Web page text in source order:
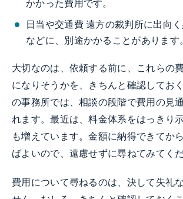
かかった費用です。
日当や交通費 遠方の裁判所に出向
などに、別途かかることがあります。
大切なのは、依頼する前に、これらの
になりそうかを、きちんと確認してお
の事務所では、相談の段階で費用の見
れます。最近は、料金体系をはっきり
も増えています。金額に納得できてか
ばよいので、遠慮せずに尋ねてみてくだ
費用について尋ねるのは、決して失礼